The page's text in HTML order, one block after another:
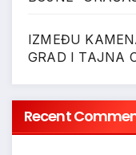
IZMEĐU
GRAD I TAJNA
Recent